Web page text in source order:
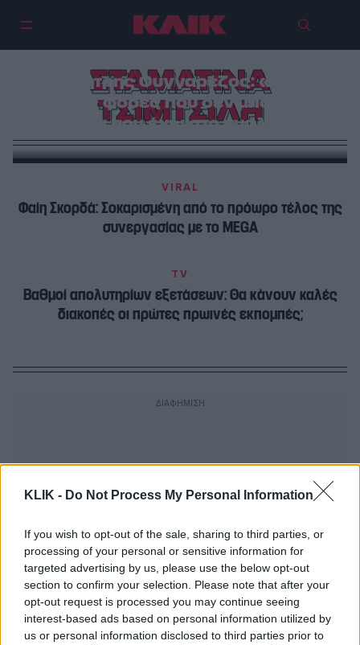
KLIK - Do Not Process My Personal Information
If you wish to opt-out of the sale, sharing to third parties, or
processing of your personal or sensitive information for
targeted advertising by us, please use the below opt-out
section to confirm your selection. Please note that after your
opt-out request is processed you may continue seeing
interest-based ads based on personal information utilized by
us or personal information disclosed to third parties prior to
ΣΤΑΜΑΤΙΝΑ
ΤΣΙΜΤΣΙΛΗ
Δημήτρης Ουγγαρέζος: «Είναι
από τις φορές που δεν μπορώ να
πω αυτά που έχω στο μυαλό μου»
VIRAL
Φαίη Σκορδά: Σοκαρισμένη από το πρόωρο τέλος της
συνεργασίας με το MEGA
TV
Βαθμοί απολυτηρίων εξετάσεων: Θα κάνουν καλές
διακοπές οι πρώτες πρωινές εκπομπές;